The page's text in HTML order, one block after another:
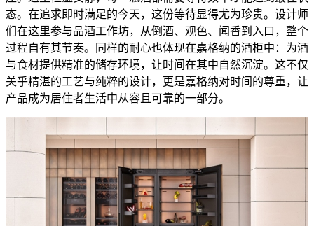
态。在追求即时满足的今天，这份等待显得尤为珍贵。设计师
们在这里参与品酒工作坊，从倒酒、观色、闻香到入口，整个
过程自有其节奏。同样的耐心也体现在嘉格纳的酒柜中：为酒
与食材提供精准的储存环境，让时间在其中自然沉淀。这不仅
关乎精湛的工艺与纯粹的设计，更是嘉格纳对时间的尊重，让
产品成为居住者生活中从容且可靠的一部分。